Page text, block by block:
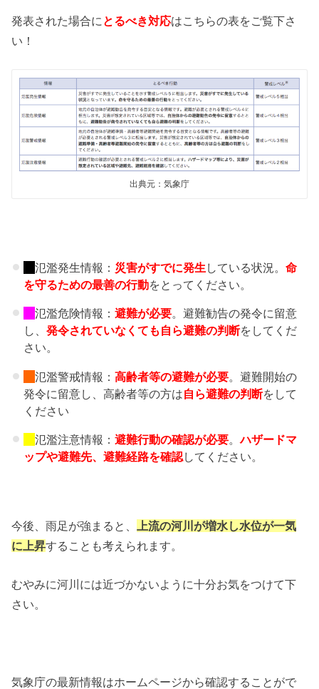
発表された場合に とるべき対応はこちらの表をご覧下さ
い！
出典元：気象庁
氾濫発生情報： 災害がすでに発生 している状況。 命
を守るための最善の行動をとってください。
氾濫危険情報： 避難が必要。避難勧告の発令に留意
し、 発令されていなくても自ら避難の判断をしてくだ
さい。
氾濫警戒情報： 高齢者等の避難が必要。避難開始の
発令に留意し、高齢者等の方は自ら避難の判断をして
ください
氾濫注意情報： 避難行動の確認が必要。ハザードマ
ップや避難先、 避難経路を確認してください。
今後、雨足が強まると、
上流の河川が増水し水位が一気
に上昇することも考えられます。
むやみに河川には近づかないように十分お気をつけて下
さい。
気象庁の最新情報はホームページから確認することがで